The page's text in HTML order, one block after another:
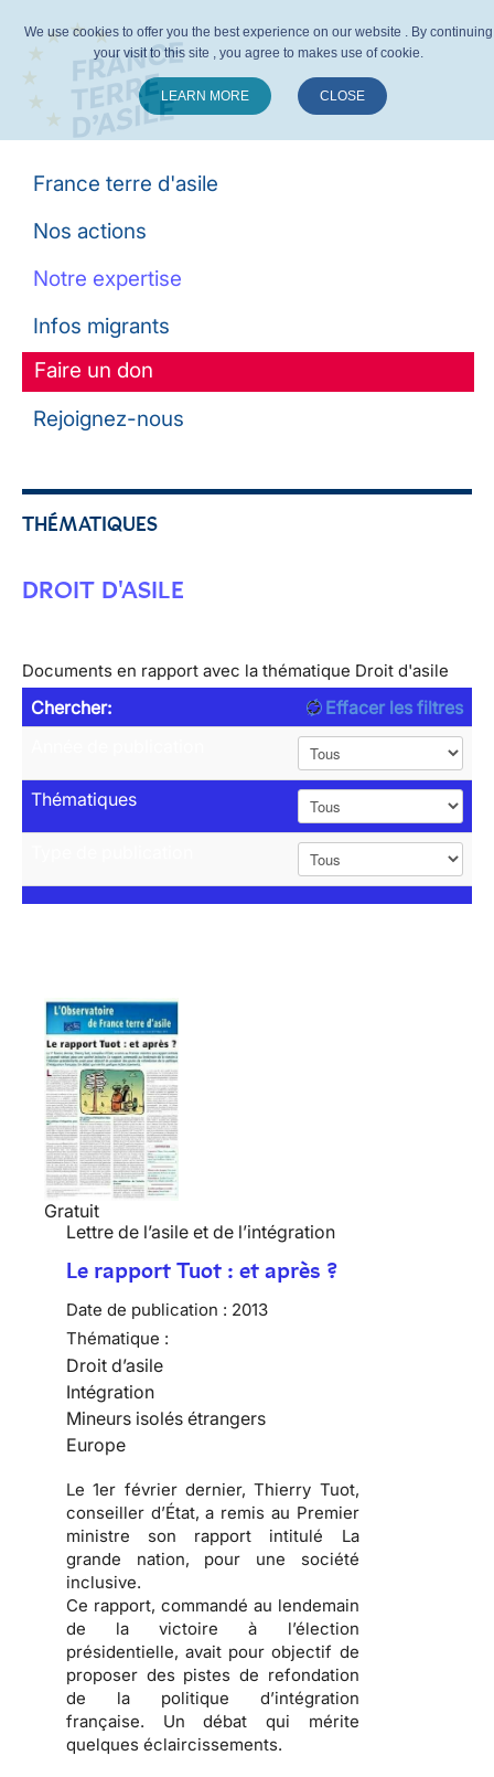
France terre d'asile
Nos actions
Notre expertise
Infos migrants
Faire un don
Rejoignez-nous
THÉMATIQUES
DROIT D'ASILE
Documents en rapport avec la thématique Droit d'asile
Chercher:
Effacer les filtres
Thématiques
Gratuit
Lettre de l’asile et de l’intégration
Le rapport Tuot : et après ?
Date de publication : 2013
Thématique :
Droit d’asile
Intégration
Mineurs isolés étrangers
Europe
Le 1er février dernier, Thierry Tuot,
conseiller d’État, a remis au Premier
ministre son rapport intitulé La
grande nation, pour une société
inclusive.
Ce rapport, commandé au lendemain
de la victoire à l’élection
présidentielle, avait pour objectif de
proposer des pistes de refondation
de la politique d’intégration
française. Un débat qui mérite
quelques éclaircissements.
We use cookies to offer you the best experience on our website . By continuing
your visit to this site , you agree to makes use of cookie.
LEARN MORE CLOSE